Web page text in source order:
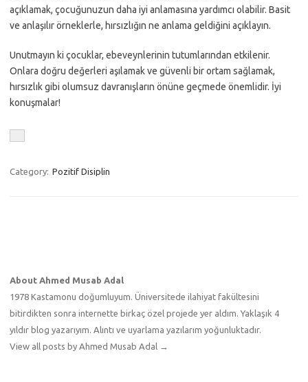
açıklamak, çocuğunuzun daha iyi anlamasına yardımcı olabilir. Basit
ve anlaşılır örneklerle, hırsızlığın ne anlama geldiğini açıklayın.
Unutmayın ki çocuklar, ebeveynlerinin tutumlarından etkilenir.
Onlara doğru değerleri aşılamak ve güvenli bir ortam sağlamak,
hırsızlık gibi olumsuz davranışların önüne geçmede önemlidir. İyi
konuşmalar!
Category: Pozitif Disiplin
About Ahmed Musab Adal
1978 Kastamonu doğumluyum. Üniversitede ilahiyat fakültesini
bitirdikten sonra internette birkaç özel projede yer aldım. Yaklaşık 4
yıldır blog yazarıyım. Alıntı ve uyarlama yazılarım yoğunluktadır.
View all posts by Ahmed Musab Adal →